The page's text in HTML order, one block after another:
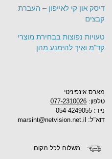
מארס אינפיניטי
טלפון: 077-2310026
נייד: 054-4249055
דוא"ל: marsint@netvision.net.il
משלוח לכל מקום
דיסק און קי לאייפון – העברת
קבצים
טעויות נפוצות בבחירת מוצרי
קד"מ ואיך להימנע מהן